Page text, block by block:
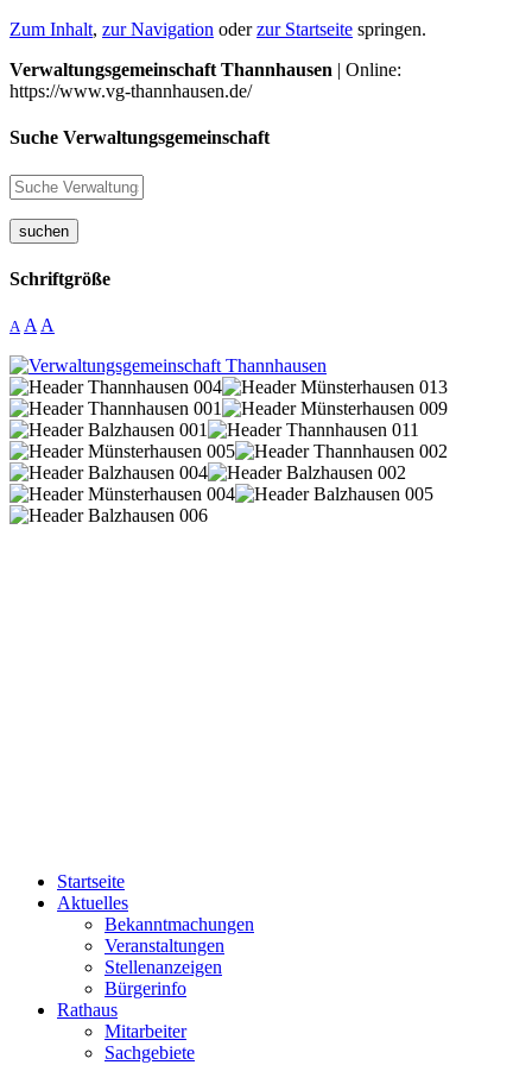
Zum Inhalt, zur Navigation oderzur Startseite springen.
Verwaltungsgemeinschaft Thannhausen | Online:
https://www.vg-thannhausen.de/
Suche Verwaltungsgemeinschaft
suchen
Schriftgröße
A A A
Startseite
Aktuelles
Bekanntmachungen
Veranstaltungen
Stellenanzeigen
Bürgerinfo
Rathaus
Mitarbeiter
Sachgebiete